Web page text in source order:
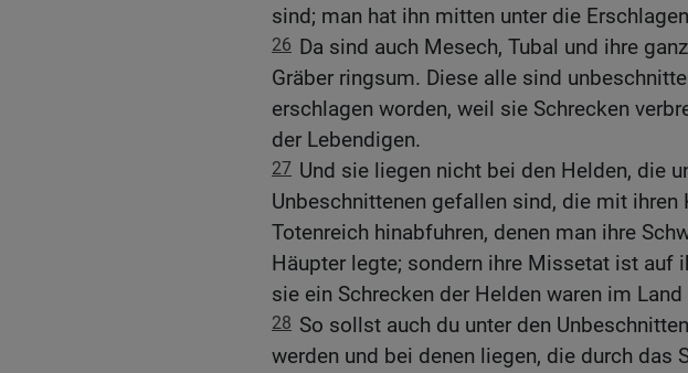
sind; man hat ihn mitten unter die
26 Da sind auch Mesech, Tubal und ihre
Gräber ringsum. Diese alle sind
erschlagen worden, weil sie Schrecken
der Lebendigen.
27 Und sie liegen nicht bei den Helden, die
Unbeschnittenen gefallen sind, die mit ihren
Totenreich hinabfuhren, denen man ihre
Häupter legte; sondern ihre Missetat ist auf
sie ein Schrecken der Helden waren im
28 So sollst auch du unter den
werden und bei denen liegen, die durch das